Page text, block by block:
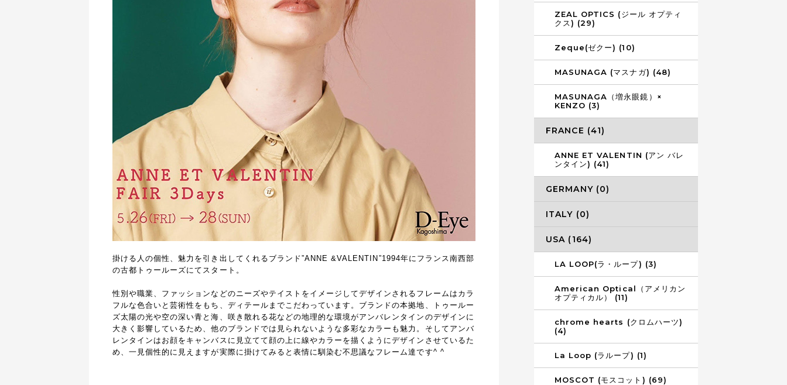
掛ける人の個性、魅力を引き出してくれるブランド”ANNE &VALENTIN”1994年にフランス南西部
の古都トゥールーズにてスタート。
性別や職業、ファッションなどのニーズやテイストをイメージしてデザインされるフレームはカラ
フルな色合いと芸術性をもち、ディテールまでこだわっています。ブランドの本拠地、トゥールー
ズ太陽の光や空の深い青と海、咲き散れる花などの地理的な環境がアンバレンタインのデザインに
大きく影響しているため、他のブランドでは見られないような多彩なカラーも魅力。そしてアンバ
レンタインはお顔をキャンバスに見立てて顔の上に線やカラーを描くようにデザインさせているた
め、一見個性的に見えますが実際に掛けてみると表情に馴染む不思議なフレーム達です^ ^
ZEAL OPTICS (ジール オプティ
クス) (29)
Zeque(ゼクー) (10)
MASUNAGA (マスナガ) (48)
MASUNAGA（増永眼鏡）×
KENZO (3)
FRANCE (41)
ANNE ET VALENTIN (アン バレ
ンタイン) (41)
GERMANY (0)
ITALY (0)
USA (164)
LA LOOP(ラ・ループ) (3)
American Optical（アメリカン
オプティカル） (11)
chrome hearts (クロムハーツ)
(4)
La Loop (ラループ) (1)
MOSCOT (モスコット) (69)